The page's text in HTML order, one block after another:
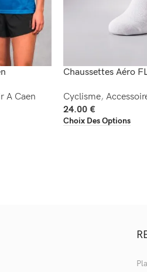
A Caen
Chaussettes Aéro
Cyclisme,
24.00 €
Choix Des Options